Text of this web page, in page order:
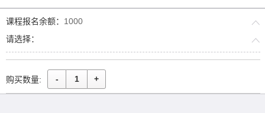
课程报名余额： 1000
请选择：
购买数量: - +